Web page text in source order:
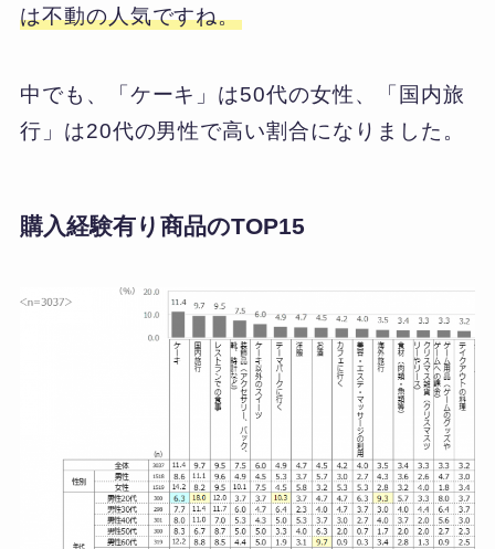
は不動の人気ですね。
中でも、「ケーキ」は50代の女性、「国内旅
行」は20代の男性で高い割合になりました。
購入経験有り商品のTOP15